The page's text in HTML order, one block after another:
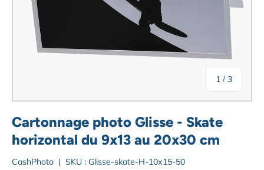
1 / de
3
Cartonnage photo Glisse - Skate
horizontal du 9x13 au 20x30 cm
CashPhoto | SKU : Glisse-skate-H-10x15-50